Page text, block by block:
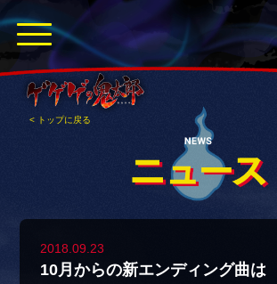
< トップに戻る
2018.09.23
10月からの新エンディング曲は